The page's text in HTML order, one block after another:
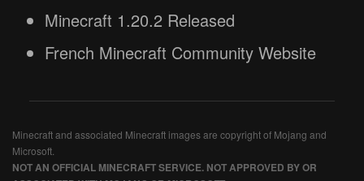
Minecraft 1.20.2 Released
French Minecraft Community Website
Minecraft and associated Minecraft images are copyright of Mojang and
Microsoft.
NOT AN OFFICIAL MINECRAFT SERVICE. NOT APPROVED BY OR